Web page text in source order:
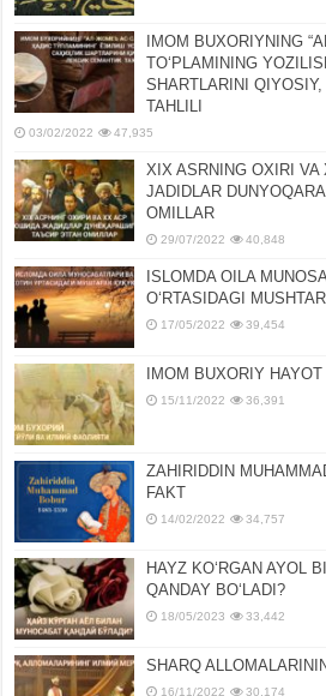
IMOM BUXORIYNING
TOʻPLAMINING
SHARTLARINI
TAHLILI
03/02/2022 47,935
XIX ASRNING OXIRI VA
JADIDLAR
OMILLAR
29/07/2022 40,848
ISLOMDA OILA
OʻRTASIDAGI
17/05/2022 39,454
IMOM BUXORIY
15/11/2022 36,391
ZAHIRIDDIN
FAKT
14/02/2022 34,757
HAYZ KOʻRGAN AYOL
QANDAY BOʻLADI?
18/05/2023 33,442
SHARQ
16/11/2022 30,174